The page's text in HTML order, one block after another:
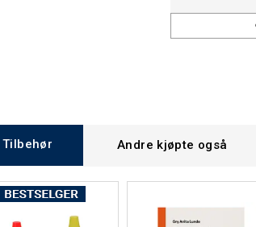
Tilbehør Andre kjøpte også